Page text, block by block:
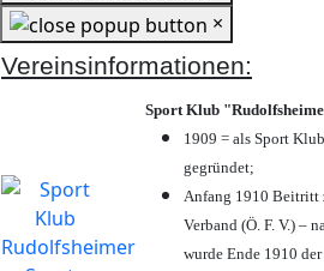
×
Vereinsinformationen:
Sport Klub
1909 = als Sport
gegründet;
Anfang 1910 Beitritt
Verband (Ö. F. V.) –
wurde Ende 1910